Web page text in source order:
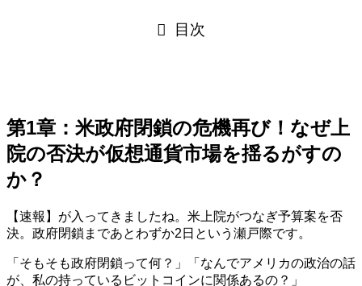
目次
第1章：米政府閉鎖の危機再び！なぜ上
院の否決が仮想通貨市場を揺るがすの
か？
【速報】が入ってきましたね。米上院がつなぎ予算案を否
決。政府閉鎖まであとわずか2日という瀬戸際です。
「そもそも政府閉鎖って何？」「なんでアメリカの政治の話
が、私の持っているビットコインに関係あるの？」